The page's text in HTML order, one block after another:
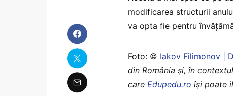
modificarea structurii
va opta fie pentru
Foto: © Iakov Filimonov |
din România şi, în
care Edupedu.ro îşi poate